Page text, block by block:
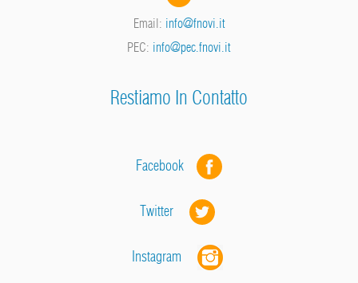
Email: info@fnovi.it
PEC: info@pec.fnovi.it
Restiamo In Contatto
Facebook
Twitter
Instagram